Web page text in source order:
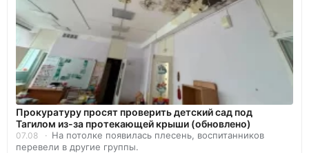
Прокуратуру просят проверить детский сад под
Тагилом из-за протекающей крыши (обновлено)
07.08
На потолке появилась плесень, воспитанников
перевели в другие группы.